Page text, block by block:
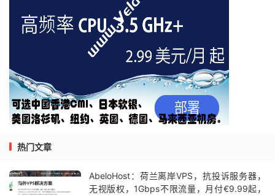
热门文章
AbeloHost：荷兰离岸VPS，抗投诉服务器，
无视版权，1Gbps不限流量，月付€9.99起，